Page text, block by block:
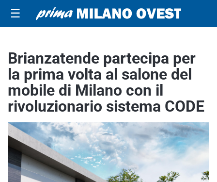
☰
Brianzatende partecipa per
la prima volta al salone del
mobile di Milano con il
rivoluzionario sistema CODE